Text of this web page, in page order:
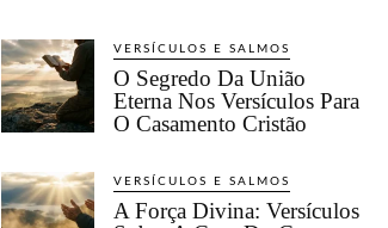
VERSÍCULOS E SALMOS
O Segredo Da União
Eterna Nos Versículos Para
O Casamento Cristão
VERSÍCULOS E SALMOS
A Força Divina: Versículos